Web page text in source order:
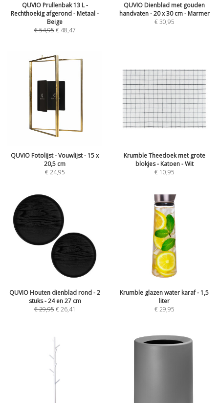
QUVIO Prullenbak 13 L -
Rechthoekig afgerond - Metaal -
Beige
€54,95 €48,47
QUVIO Dienblad met gouden
handvaten - 20 x 30 cm - Marmer
€30,95
QUVIO Fotolijst - Vouwlijst - 15 x
20,5 cm
€24,95
Krumble Theedoek met grote
blokjes - Katoen - Wit
€ 10,95
QUVIO Houten dienblad rond - 2
stuks - 24 en 27 cm
€29,95 €26,41
Krumble glazen water karaf - 1,5
liter
€29,95